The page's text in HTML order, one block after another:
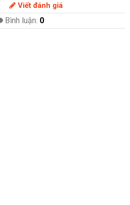
Viết đánh giá
Bình luận: 0